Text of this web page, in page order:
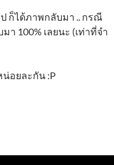
ป ก็ได้ภาพกลับมา .. กรณี
100% เลยนะ (เท่าที่จำ
น่อยละกัน :P